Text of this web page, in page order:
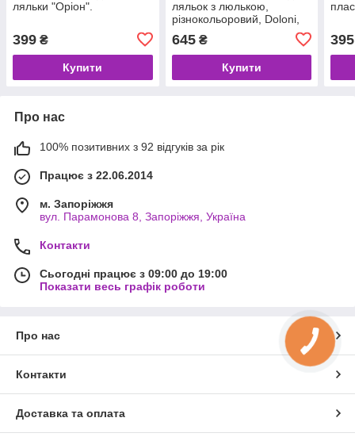
ляльки "Оріон".
399 ₴
Купити
ляльок з люлькою,
різнокольоровий, Doloni,
(0121/02)
645₴
Купити
395
Про нас
100% позитивних з 92 відгуків за рік
Працює з 22.06.2014
м. Запоріжжя
вул. Парамонова 8, Запоріжжя, Україна
Контакти
Сьогодні працює з 09:00 до 19:00
Показати весь графік роботи
Про нас
Контакти
Доставка та оплата